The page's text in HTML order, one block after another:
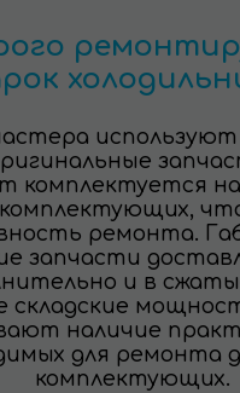
комплектуется
комплектующих,
ремонта.
запчасти
и в
складские
наличие
для ремонта
комплектующих.